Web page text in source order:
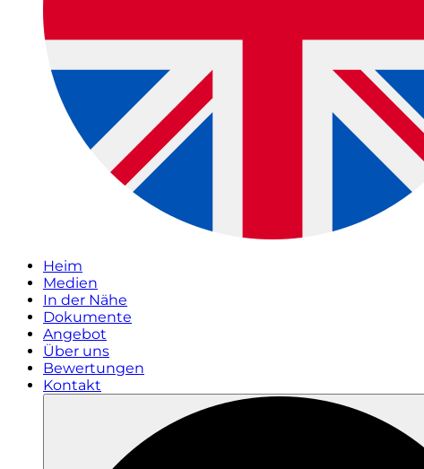
Heim
Medien
In der Nähe
Dokumente
Angebot
Über uns
Bewertungen
Kontakt